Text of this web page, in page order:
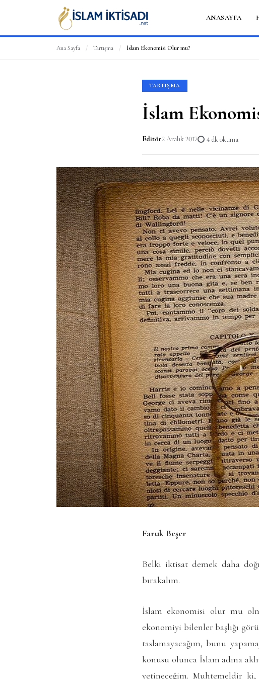
ANASAYFA
Ana Sayfa / Tartışma / İslam Ekonomisi Olur mu?
TARTIŞMA
İslam
Editör2 Aralık 2017 4 dk okuma
Faruk Beşer
Belki iktisat demek daha
bırakalım.
İslam ekonomisi olur mu
ekonomiyi bilenler başlığı
taslamayacağım, bunu
konusu olunca İslam adına
yetineceğim. Muhtemeldir